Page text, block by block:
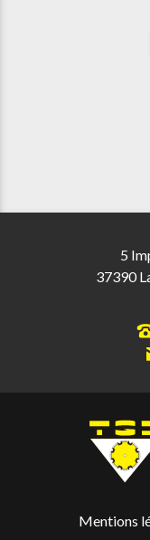
5
37390
Mentions